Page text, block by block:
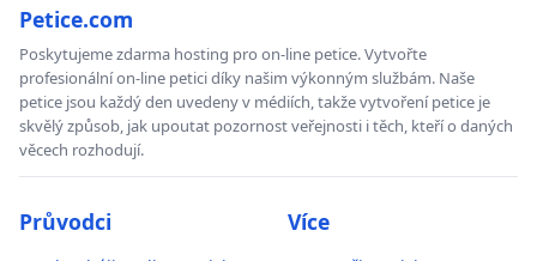
Petice.com
Poskytujeme zdarma hosting pro on-line petice. Vytvořte
profesionální on-line petici díky našim výkonným službám. Naše
petice jsou každý den uvedeny v médiích, takže vytvoření petice je
skvělý způsob, jak upoutat pozornost veřejnosti i těch, kteří o daných
věcech rozhodují.
Průvodci Více